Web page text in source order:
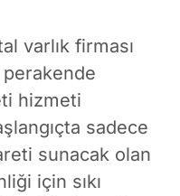
varlık firması
perakende
hizmeti
sadece
sunacak olan
için sıkı